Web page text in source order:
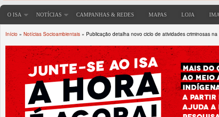
O ISA NOTÍCIAS CAMPANHAS & REDES MAPAS LOJA
Início » Notícias Socioambientais » Publicação detalha novo ciclo de atividades criminosas na